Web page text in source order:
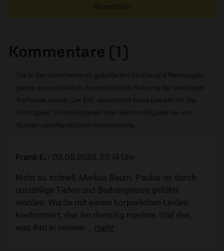
Absenden
Kommentare (1)
Die in den Kommentaren geäußerten Inhalte und Meinungen
geben ausschließlich die persönliche Meinung der jeweiligen
Verfasser wieder. Der ERF übernimmt keine Gewähr für die
Richtigkeit, Vollständigkeit oder Rechtmäßigkeit der von
Nutzern veröffentlichten Kommentare.
Frank E. / 03.06.2026, 23:14 Uhr
Nicht so schnell, Markus Baum. Paulus ist durch
umzählige Tiefen und Bedrängnisse geführt
worden. Wurde mit einem körperlichen Leiden
konfrontiert, das ihn demütig machte. Und das,
was ihm in seinem
… mehr